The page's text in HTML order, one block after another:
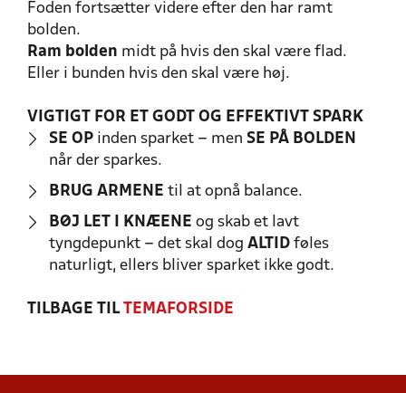
Foden fortsætter videre efter den har ramt
bolden.
Ram bolden midt på hvis den skal være flad.
Eller i bunden hvis den skal være høj.
VIGTIGT FOR ET GODT OG EFFEKTIVT SPARK
SE OP inden sparket – men SE PÅ BOLDEN
når der sparkes.
BRUG ARMENE til at opnå balance.
BØJ LET I KNÆENE og skab et lavt
tyngdepunkt – det skal dog ALTID føles
naturligt, ellers bliver sparket ikke godt.
TILBAGE TILTEMAFORSIDE